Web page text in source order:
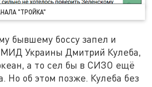
"ТРОЙКА"
бывшему боссу запел и
Украины Дмитрий Кулеба,
а то сел бы в СИЗО ещё
Но об этом позже. Кулеба без